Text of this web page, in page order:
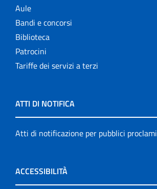
Aule
Bandi e concorsi
Biblioteca
Patrocini
Tariffe dei servizi a terzi
ATTI DI NOTIFICA
Atti di notificazione per pubblici proclami
ACCESSIBILITÀ